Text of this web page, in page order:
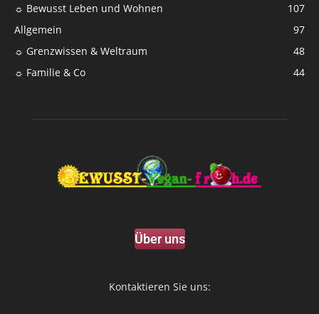
☼ Bewusst Leben und Wohnen
107
Allgemein
97
☼ Grenzwissen & Weltraum
48
☼ Familie & Co
44
Über uns
Kontaktieren Sie uns: